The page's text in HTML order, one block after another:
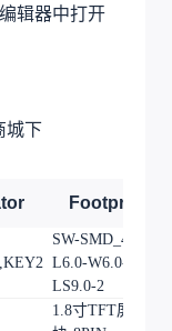
辑器中打开
城下
Footprint
SW-SMD_4P-
L6.0-W6.0-P4.50-
LS9.0-2
1.8寸TFT屏模